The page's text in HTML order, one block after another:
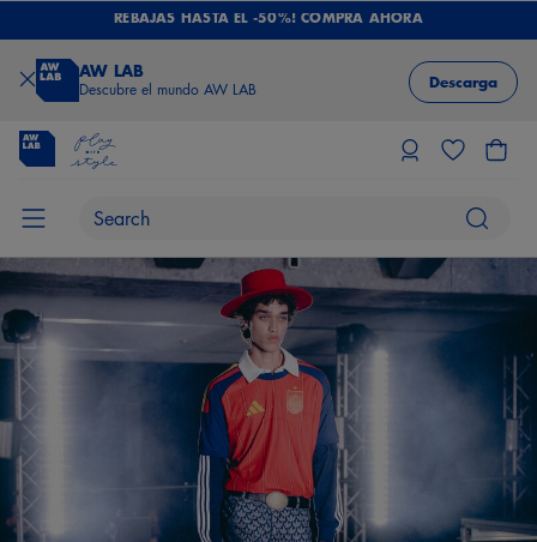
REBAJAS HASTA EL -50%! COMPRA AHORA
AW LAB
Descubre el mundo AW LAB Descarga